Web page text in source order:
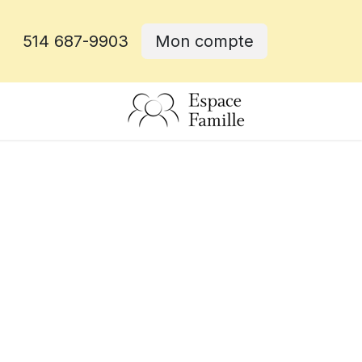
514 687-9903 Mon compte